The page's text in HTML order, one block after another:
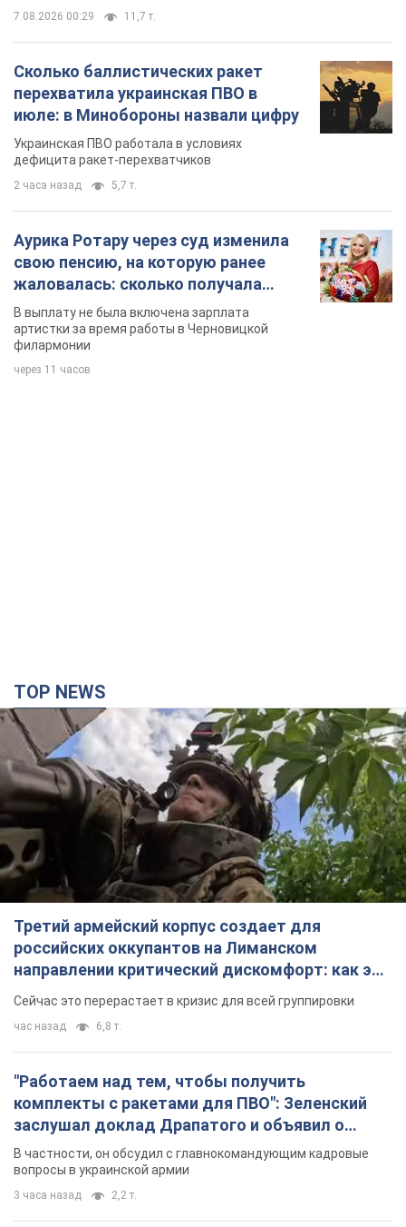
7.08.2026 00:29 11,7 т.
Сколько баллистических ракет
перехватила украинская ПВО в
июле: в Минобороны назвали цифру
Украинская ПВО работала в условиях
дефицита ракет-перехватчиков
2 часа назад 5,7 т.
Аурика Ротару через суд изменила
свою пенсию, на которую ранее
жаловалась: сколько получала
певица
В выплату не была включена зарплата
артистки за время работы в Черновицкой
филармонии
через 11 часов
TOP NEWS
Третий армейский корпус создает для
российских оккупантов на Лиманском
направлении критический дискомфорт: как это
удалось
Сейчас это перерастает в кризис для всей группировки
час назад 6,8 т.
"Работаем над тем, чтобы получить
комплекты с ракетами для ПВО": Зеленский
заслушал доклад Драпатого и объявил о
новых мерах
В частности, он обсудил с главнокомандующим кадровые
вопросы в украинской армии
3 часа назад 2,2 т.